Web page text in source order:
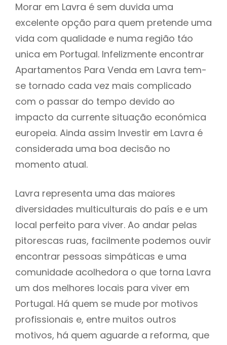
Morar em Lavra é sem duvida uma
excelente opção para quem pretende uma
vida com qualidade e numa região táo
unica em Portugal. Infelizmente encontrar
Apartamentos Para Venda em Lavra tem-
se tornado cada vez mais complicado
com o passar do tempo devido ao
impacto da currente situação económica
europeia. Ainda assim Investir em Lavra é
considerada uma boa decisão no
momento atual.
Lavra representa uma das maiores
diversidades multiculturais do país e e um
local perfeito para viver. Ao andar pelas
pitorescas ruas, facilmente podemos ouvir
encontrar pessoas simpáticas e uma
comunidade acolhedora o que torna Lavra
um dos melhores locais para viver em
Portugal. Há quem se mude por motivos
profissionais e, entre muitos outros
motivos, há quem aguarde a reforma, que